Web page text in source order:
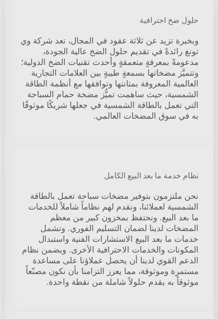
حلول ضخ احترافية
وبخبرة تزيد عن ثلاثة عقود في المجال، تعد شركة وي
تونغ رائدةً في تقديم حلول الضخ عالية الجودة،
مدعومةً بمعرفةٍ متعمقةٍ وأحدث تقنيات الضخ الدولية؛
وتتميَّز مضخاتها بسمعةٍ طيبةٍ بين العلامات التجارية
العالمية المعروفة بمتانتها وتوافقها مع أنظمة الطاقة
الشمسية، حيث ساهمت تميُّز مضخة حمام السباحة
التي تعمل بالطاقة الشمسية في جعلها شريكًا موثوقًا
به في سوق المضخات العالمي.
نظام خدمة ما بعد البيع الكامل
نحن ملتزمون بتوفير مضخات سباحة تعمل بالطاقة
الشمسية لعملائنا، ونقدم لهم نظاماً شاملاً للخدمات
ما بعد البيع. ونحتفظ بمخزون كبير من معظم
المضخات لدينا لضمان التسليم الفوري. وتشمل
خدمات ما بعد البيع الاستشارات الفنية واستبدال
المكونات والخدمات الاحترافية الأخرى. ويضمن نظام
الدعم القوي لدينا أن يحصل عملاؤنا على مساعدة
مستمرة وموثوقة، مما يعزز التزامنا بأن نكون مصنّعاً
موثوقاً به يقدم حلولاً شاملة من نقطة واحدة.